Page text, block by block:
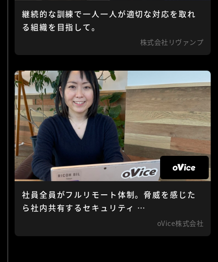
継続的な訓練で一人一人が適切な対応を取れ
る組織を目指して。
株式会社リヴァンプ
社員全員がフルリモート体制。脅威を感じた
ら社内共有するセキュリティ …
oVice株式会社